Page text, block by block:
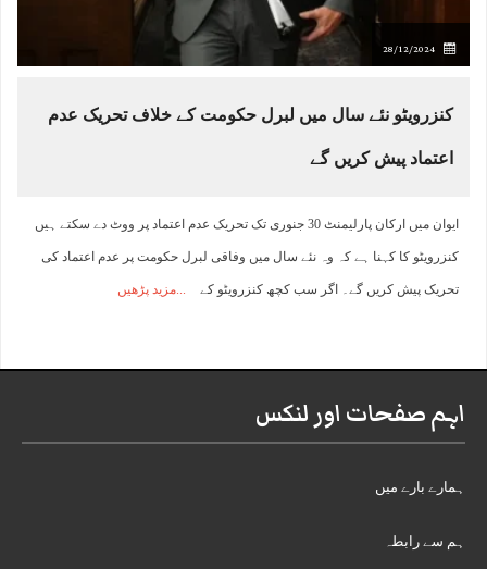
28/12/2024
کنزرویٹو نئے سال میں لبرل حکومت کے خلاف تحریک عدم
اعتماد پیش کریں گے
ایوان میں ارکان پارلیمنٹ 30 جنوری تک تحریک عدم اعتماد پر ووٹ دے سکتے ہیں
کنزرویٹو کا کہنا ہے کہ وہ نئے سال میں وفاقی لبرل حکومت پر عدم اعتماد کی
تحریک پیش کریں گے۔ اگر سب کچھ کنزرویٹو کے مزید پڑھیں
اہم صفحات اور لنکس
ہمارے بارے میں
ہم سے رابطہ